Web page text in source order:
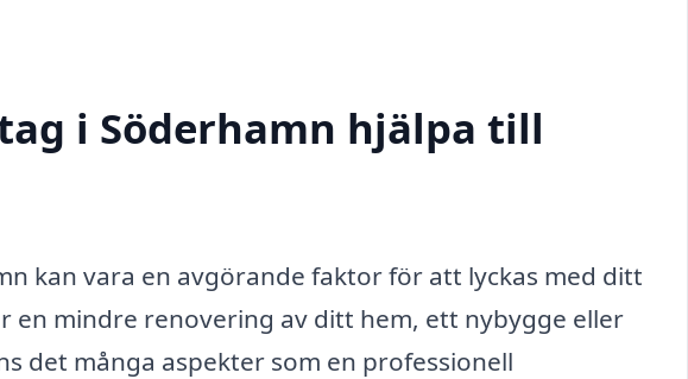
i Söderhamn hjälpa till
kan vara en avgörande faktor för att lyckas med ditt
en mindre renovering av ditt hem, ett nybygge eller
det många aspekter som en professionell